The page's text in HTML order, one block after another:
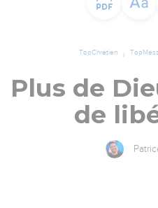
TopChrétien
Plus de
de